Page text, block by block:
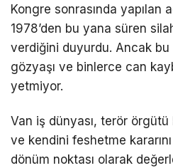
Kongre sonrasında yapılan
1978’den bu yana süren
verdiğini duyurdu. Ancak bu
gözyaşı ve binlerce can
yetmiyor.
Van iş dünyası, terör örgütü
ve kendini feshetme
dönüm noktası olarak